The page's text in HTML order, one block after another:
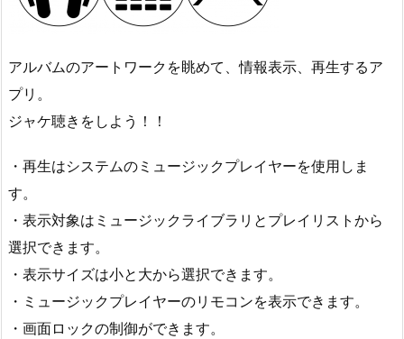
アルバムのアートワークを眺めて、情報表示、再生するア
プリ。
ジャケ聴きをしよう！！
・再生はシステムのミュージックプレイヤーを使用しま
す。
・表示対象はミュージックライブラリとプレイリストから
選択できます。
・表示サイズは小と大から選択できます。
・ミュージックプレイヤーのリモコンを表示できます。
・画面ロックの制御ができます。